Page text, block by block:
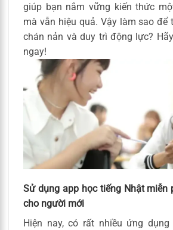
giúp bạn nắm vững kiến thức
mà vẫn hiệu quả. Vậy làm sao để
chán nản và duy trì động lực?
ngay!
Sử dụng app học tiếng Nhật miễn
cho người mới
Hiện nay, có rất nhiều ứng